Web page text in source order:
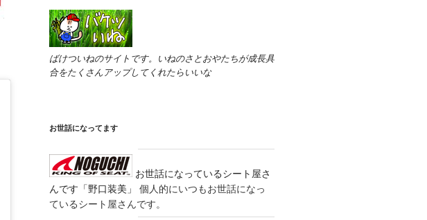
ばけついねのサイトです。いねのさとおやたちが成長具
合をたくさんアップしてくれたらいいな
お世話になってます
お世話になっているシート屋さ
んです「野口装美」
個人的にいつもお世話になっ
ているシート屋さんです。